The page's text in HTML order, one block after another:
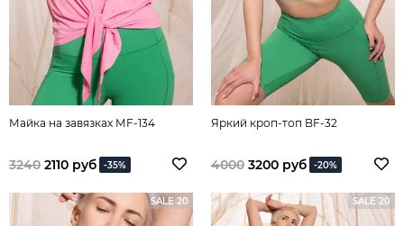
Майка на завязках МF-134
3240 2110 руб -35%
Яркий кроп-топ BF-32
4000 3200 руб -20%
SALE 20 SALE 20